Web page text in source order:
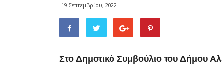
19 Σεπτεμβρίου, 2022
Στο Δημοτικό Συμβούλιο του Δήμου